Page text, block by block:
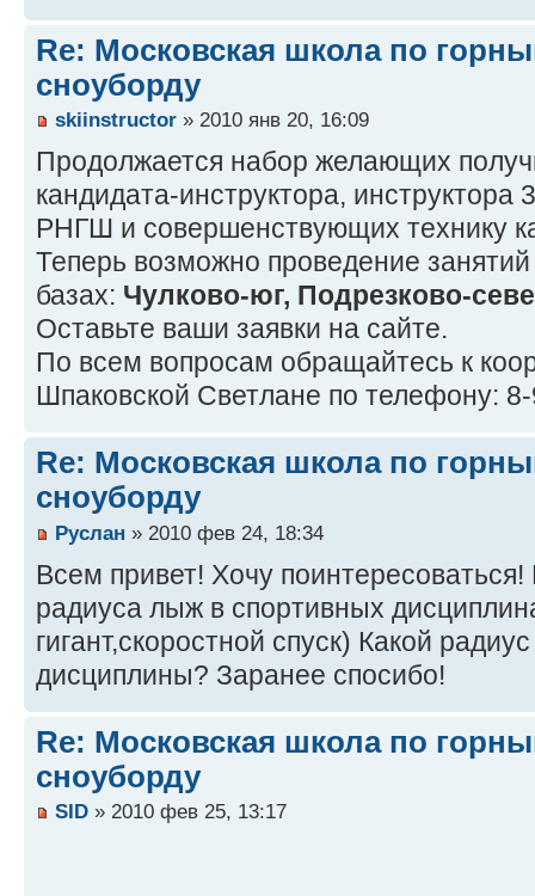
Re: Московская школа по
сноуборду
skiinstructor » 2010 янв 20, 16:09
Продолжается набор желающих
кандидата-инструктора, инструктора
РНГШ и совершенствующих технику
Теперь возможно проведение
базах: Чулково-юг, Подрезково-
Оставьте ваши заявки на сайте.
По всем вопросам обращайтесь к
Шпаковской Светлане по телефону:
Re: Московская школа по
сноуборду
Руслан » 2010 фев 24, 18:34
Всем привет! Хочу
радиуса лыж в спортивных
гигант,скоростной спуск) Какой
дисциплины? Заранее спосибо!
Re: Московская школа по
сноуборду
SID » 2010 фев 25, 13:17